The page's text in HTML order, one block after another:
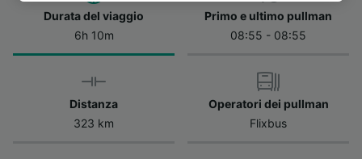
Durata del viaggio
6h 10m
Primo e ultimo pullman
08:55 - 08:55
Distanza
323 km
Operatori dei pullman
Flixbus
dell'informativa sulla privacy. Queste scelte
verranno segnalate ai nostri partner e non
tracciamento se non ci hai fornito il consenso
per farlo.